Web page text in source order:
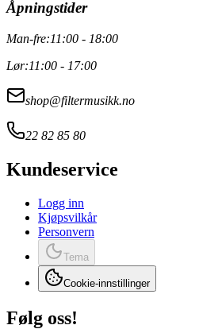
Åpningstider
Man-fre:11:00 - 18:00
Lør:11:00 - 17:00
shop@filtermusikk.no
22 82 85 80
Kundeservice
Logg inn
Kjøpsvilkår
Personvern
Tema
Cookie-innstillinger
Følg oss!